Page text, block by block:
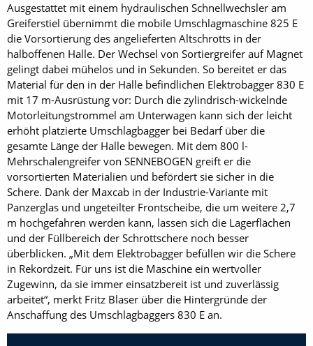
Ausgestattet mit einem hydraulischen Schnellwechsler am
Greiferstiel übernimmt die mobile Umschlagmaschine 825 E
die Vorsortierung des angelieferten Altschrotts in der
halboffenen Halle. Der Wechsel von Sortiergreifer auf Magnet
gelingt dabei mühelos und in Sekunden. So bereitet er das
Material für den in der Halle befindlichen Elektrobagger 830 E
mit 17 m-Ausrüstung vor: Durch die zylindrisch-wickelnde
Motorleitungstrommel am Unterwagen kann sich der leicht
erhöht platzierte Umschlagbagger bei Bedarf über die
gesamte Länge der Halle bewegen. Mit dem 800 l-
Mehrschalengreifer von SENNEBOGEN greift er die
vorsortierten Materialien und befördert sie sicher in die
Schere. Dank der Maxcab in der Industrie-Variante mit
Panzerglas und ungeteilter Frontscheibe, die um weitere 2,7
m hochgefahren werden kann, lassen sich die Lagerflächen
und der Füllbereich der Schrottschere noch besser
überblicken. „Mit dem Elektrobagger befüllen wir die Schere
in Rekordzeit. Für uns ist die Maschine ein wertvoller
Zugewinn, da sie immer einsatzbereit ist und zuverlässig
arbeitet“, merkt Fritz Blaser über die Hintergründe der
Anschaffung des Umschlagbaggers 830 E an.